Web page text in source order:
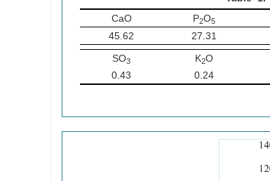
CaO
P2O5
45.62 27.31
SO3 K2O
0.43
0.24